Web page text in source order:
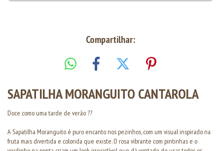
Compartilhar:
SAPATILHA MORANGUITO CANTAROLA
Doce como uma tarde de verão ??
A Sapatilha Moranguito é puro encanto nos pezinhos, com um visual inspirado na
fruta mais divertida e colorida que existe. O rosa vibrante com pintinhas e o